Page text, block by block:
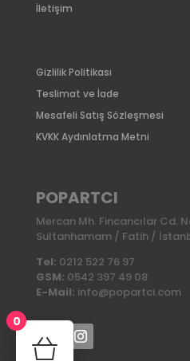
İletişim
Gizlilik Politikası
Teslimat ve İade
Mesafeli Satış Sözleşmesi
KVKK Aydınlatma Metni
POPARTCI
Mercan Mh. Fincancılar Cd.
Sultanhamam / Fatih /
Tel: 0212 522 76 97
GSM: 0542 397 49 08
E-Mail: info@popartci.com
0